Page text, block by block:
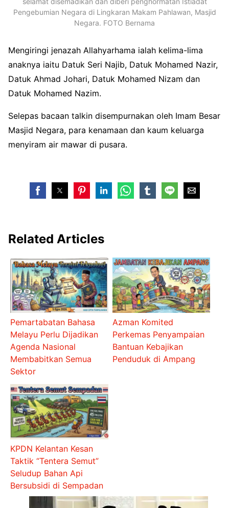
Pengebumian Negara di Lingkaran Makam Pahlawan, Masjid
Negara. FOTO Bernama
Mengiringi jenazah Allahyarhama ialah kelima-lima
anaknya iaitu Datuk Seri Najib, Datuk Mohamed Nazir,
Datuk Ahmad Johari, Datuk Mohamed Nizam dan
Datuk Mohamed Nazim.
Selepas bacaan talkin disempurnakan oleh Imam Besar
Masjid Negara, para kenamaan dan kaum keluarga
menyiram air mawar di pusara.
Related Articles
Pemartabatan Bahasa
Melayu Perlu Dijadikan
Agenda Nasional
Membabitkan Semua
Sektor
Azman Komited
Perkemas Penyampaian
Bantuan Kebajikan
Penduduk di Ampang
KPDN Kelantan Kesan
Taktik “Tentera Semut”
Seludup Bahan Api
Bersubsidi di Sempadan